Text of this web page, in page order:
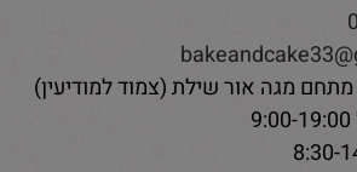
מגה אור שילת (צמוד למודיעין)